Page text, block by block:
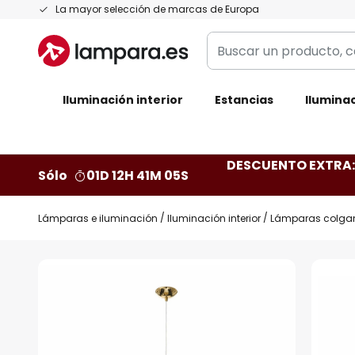
La mayor selección de marcas de Europa
Ir
contenido
Buscar
un
categoría,
Iluminación interior Estancias
Sólo 01D 12H 41M 04S
DESCUENTO
Lámparas e iluminación Iluminación interior Lámparas